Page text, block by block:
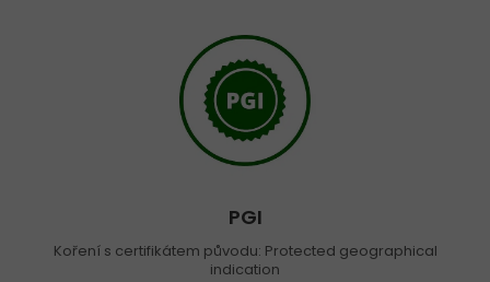
PGI
Koření s certifikátem původu: Protected geographical
indication